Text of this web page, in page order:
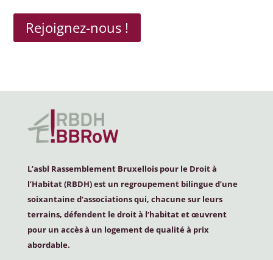
Rejoignez-nous !
L’asbl Rassemblement Bruxellois pour le Droit à
l’Habitat (RBDH) est un regroupement bilingue d’une
soixantaine d’associations qui, chacune sur leurs
terrains, défendent le droit à l’habitat et œuvrent
pour un accès à un logement de qualité à prix
abordable.